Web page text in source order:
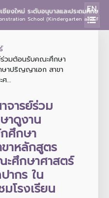
ชียงใหม่ ระดับอนุบาลและประถมศึกษา
School (Kindergarten and
EN
วมต้อนรับคณะศึกษา
าปริญญาเอก สาขา
...
จารย์ร่วม
าดูงาน
ศึกษา
าหลักสูตร
ศึกษาศาสตร์
ากร ใน
มโรงเรียน